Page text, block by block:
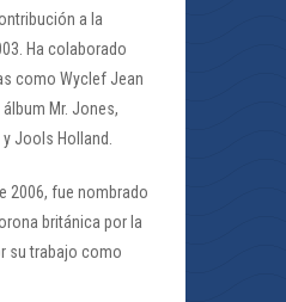
a la
Ha colaborado
como Wyclef Jean
Mr. Jones,
Jools Holland.
2006, fue nombrado
británica por la
su trabajo como